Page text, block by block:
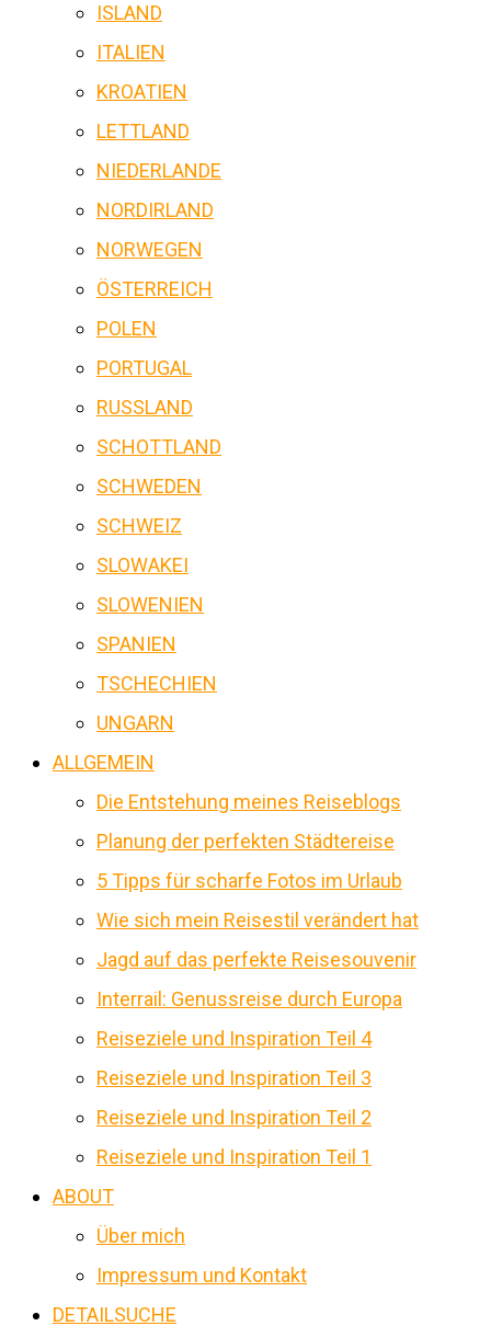
ISLAND
ITALIEN
KROATIEN
LETTLAND
NIEDERLANDE
NORDIRLAND
NORWEGEN
ÖSTERREICH
POLEN
PORTUGAL
RUSSLAND
SCHOTTLAND
SCHWEDEN
SCHWEIZ
SLOWAKEI
SLOWENIEN
SPANIEN
TSCHECHIEN
UNGARN
ALLGEMEIN
Die Entstehung meines Reiseblogs
Planung der perfekten Städtereise
5 Tipps für scharfe Fotos im Urlaub
Wie sich mein Reisestil verändert hat
Jagd auf das perfekte Reisesouvenir
Interrail: Genussreise durch Europa
Reiseziele und Inspiration Teil 4
Reiseziele und Inspiration Teil 3
Reiseziele und Inspiration Teil 2
Reiseziele und Inspiration Teil 1
ABOUT
Über mich
Impressum und Kontakt
DETAILSUCHE